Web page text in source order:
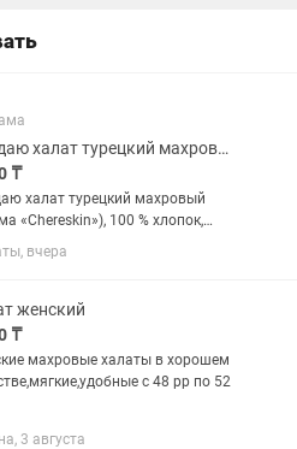
Продаю халат турецкий махровый (фирма Chereskin)
₸
халат турецкий махровый
«Chereskin»), 100 % хлопок,
тёплый, в отличном состоянии,
52-54. Самовывоз - район
Пишите или звоните.
вчера
женский
₸
махровые халаты в хорошем
с 48 рр по 52
3 августа